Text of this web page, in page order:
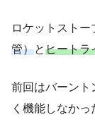
ロケットストー
管）とヒートラ
前回はバーント
く機能しなかっ